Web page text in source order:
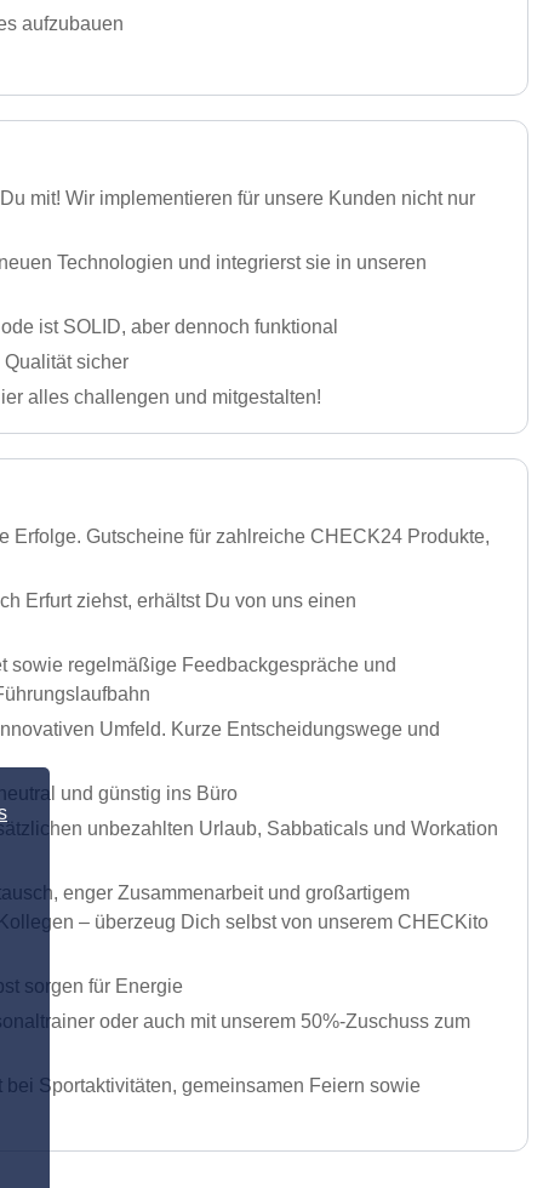
aufzubauen
mit! Wir implementieren für unsere Kunden nicht nur
Technologien und integrierst sie in unseren
ist SOLID, aber dennoch funktional
sicher
alles challengen und mitgestalten!
Erfolge. Gutscheine für zahlreiche CHECK24 Produkte,
Erfurt ziehst, erhältst Du von uns einen
regelmäßige Feedbackgespräche und
Umfeld. Kurze Entscheidungswege und
und günstig ins Büro
unbezahlten Urlaub, Sabbaticals und Workation
enger Zusammenarbeit und großartigem
– überzeug Dich selbst von unserem CHECKito
sorgen für Energie
oder auch mit unserem 50%-Zuschuss zum
Sportaktivitäten, gemeinsamen Feiern sowie